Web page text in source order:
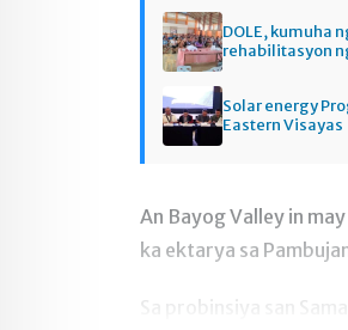
DOLE, kumuha
rehabilitasyon
Solar energy
Eastern Visayas
An Bayog Valley in
ka ektarya sa
Sa probinsiya san